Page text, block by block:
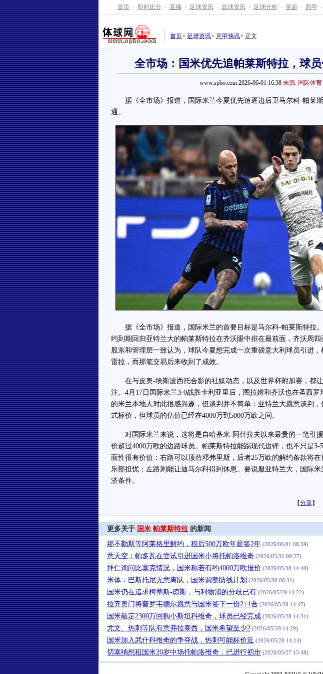
首页 - 即时比分 - 直播 - 足球资讯 - 篮球资讯 - 足球分析 - 英超 - 西甲 -
首页> 足球资讯> 意甲快讯> 正文
全市场：国米优先追帕莱斯特拉，球
www.spbo.com 2026-06-01 16:38 来源: 国际体育
据《全市场》报道，国际米兰今夏优先追逐边后卫马尔科-帕莱
通。
据《全市场》报道，国际米兰的首要目标是马尔科-帕莱斯特拉。
约到期回归亚特兰大的帕莱斯特拉在齐沃眼中排在最前面，齐沃周
股东和管理层一致认为，球队今夏想完成一次重磅意大利球员引进
雷拉，而那笔交易后来收到了成效。
在与皮奥-埃斯波西托合影的社媒动态，以及世界杯附加赛，都
注。4月17日国际米兰3-0战胜卡利亚里后，图拉姆和齐沃也在圣西罗
的米兰本地人对此很感兴趣，但谈判并不简单：亚特兰大愿意谈判
式标价，但球员的估值已经在4000万到5000万欧之间。
对国际米兰来说，这将是自哈基米-阿什拉夫以来最贵的一笔引
价超过4000万欧的边路球员。帕莱斯特拉能踢现代边锋，也不只是3-
面性很有价值：右路可以顶替邓弗里斯，后者25万欧的解约条款将
乐部担忧；左路则能让迪马尔科得到休息。要说服亚特兰大，国际
济条件。
【分享】
更多关于 国米 帕莱斯特拉 的新闻
那不勒斯等阿莱格里解约，税后500万欧年薪签2年 (2026/06/01 08:59)
意天空：帕多瓦在尝试引进国米小将托帕洛维奇 (2026/05/31 09:27)
拜仁询问比塞克情况，国米称若有约4000万欧报价 (2026/05/30 14:40)
米体：巴斯托尼无意离队，国米调整防线计划 (2026/05/30 08:31)
国米仍在追求柯蒂斯-琼斯，与利物浦的分歧已有 (2026/05/29 14:22)
拉齐奥门将普罗韦德尔愿意与国米签下一份2+1合 (2026/05/28 14:47)
国米敲定2300万回购小斯坦科维奇，球员已经完成 (2026/05/28 14:31)
尤文、热刺等队有意弗拉泰西，国米希望至少2 (2026/05/28 14:29)
国米加入武什科维奇的争夺战，热刺可能标价近 (2026/05/28 14:14)
切塞纳想租国米20岁中场托帕洛维奇，已进行初步 (2026/05/27 15:48)